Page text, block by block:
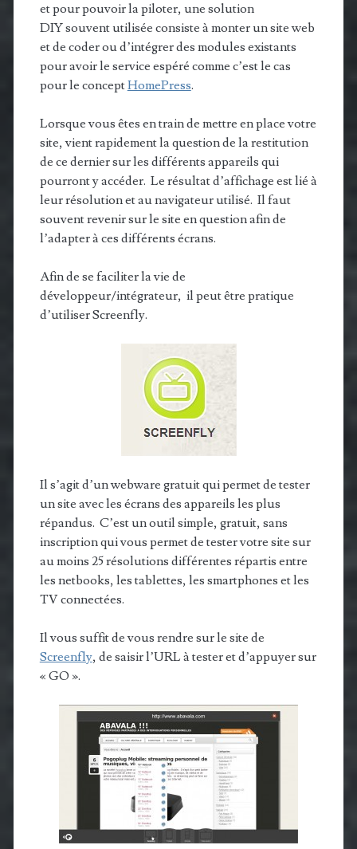
et pour pouvoir la piloter, une solution
DIY souvent utilisée consiste à monter un site web
et de coder ou d’intégrer des modules existants
pour avoir le service espéré comme c’est le cas
pour le conceptHomePress.
Lorsque vous êtes en train de mettre en place votre
site, vient rapidement la question de la restitution
de ce dernier sur les différents appareils qui
pourront y accéder. Le résultat d’affichage est lié à
leur résolution et au navigateur utilisé. Il faut
souvent revenir sur le site en question afin de
l’adapter à ces différents écrans.
Afin de se faciliter la vie de
développeur/intégrateur, il peut être pratique
d’utiliser Screenfly.
Il s’agit d’un webware gratuit qui permet de tester
un site avec les écrans des appareils les plus
répandus. C’est un outil simple, gratuit, sans
inscription qui vous permet de tester votre site sur
au moins 25 résolutions différentes répartis entre
les netbooks, les tablettes, les smartphones et les
TV connectées.
Il vous suffit de vous rendre sur le site de
Screenfly, de saisir l’URL à tester et d’appuyer sur
« GO ».